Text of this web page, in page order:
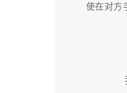
使在对方